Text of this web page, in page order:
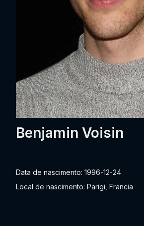
Benjamin Voisin
Data de nascimento: 1996-12-24
Local de nascimento: Parigi, Francia